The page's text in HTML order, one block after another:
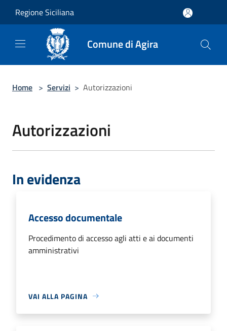
Regione Siciliana
Comune di Agira
Home > Servizi > Autorizzazioni
Autorizzazioni
In evidenza
Accesso documentale
Procedimento di accesso agli atti e ai documenti
amministrativi
VAI ALLA PAGINA